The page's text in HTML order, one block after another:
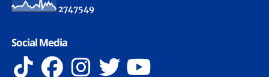
2747549
Social Media